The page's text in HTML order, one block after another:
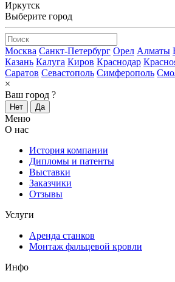
Иркутск
Выберите город
Москва Санкт-Петербург Орел Алматы
Казань Калуга Киров Краснодар
Саратов Севастополь Симферополь
×
Ваш город ?
Нет Да
Меню
О нас
История компании
Дипломы и патенты
Выставки
Заказчики
Отзывы
Услуги
Аренда станков
Монтаж фальцевой кровли
Инфо